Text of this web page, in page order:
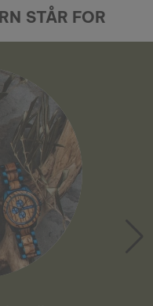
STÅR FOR